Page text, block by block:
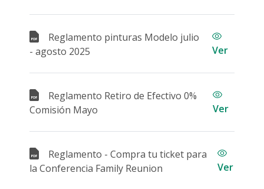
Reglamento pinturas Modelo julio
- agosto 2025
Ver
Reglamento Retiro de Efectivo 0%
Comisión Mayo
Ver
Reglamento - Compra tu ticket para
la Conferencia Family Reunion
Ver